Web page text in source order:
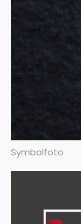
Symbolfoto